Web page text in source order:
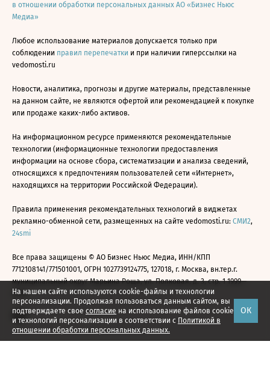
На нашем сайте используются cookie-файлы и технологии
персонализации. Продолжая пользоваться данным сайтом, вы
подтверждаете свое согласие на использование файлов cookie
и технологий персонализации в соответствии с Политикой в
отношении обработки персональных данных.
ОК
в отношении обработки персональных данных АО «Бизнес Ньюс
Медиа»
Любое использование материалов допускается только при
соблюдении правил перепечатки и при наличии гиперссылки на
vedomosti.ru
Новости, аналитика, прогнозы и другие материалы, представленные
на данном сайте, не являются офертой или рекомендацией к покупке
или продаже каких-либо активов.
На информационном ресурсе применяются рекомендательные
технологии (информационные технологии предоставления
информации на основе сбора, систематизации и анализа сведений,
относящихся к предпочтениям пользователей сети «Интернет»,
находящихся на территории Российской Федерации).
Правила применения рекомендательных технологий в виджетах
рекламно-обменной сети, размещенных на сайте vedomosti.ru: СМИ2,
24smi
Все права защищены © АО Бизнес Ньюс Медиа, ИНН/КПП
7712108141/771501001, ОГРН 1027739124775, 127018, г. Москва, вн.тер.г.
муниципальный округ Марьина Роща, ул. Полковая, д. 3, стр. 1 1999—
2026